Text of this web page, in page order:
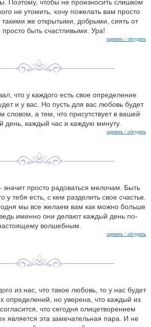
Поэтому, чтобы не произносить слишком
не утомить, хочу пожелать вам просто
такими же открытыми, добрыми, сиять от
быть счастливыми. Ура!
оценить / обсудить
что у каждого есть свое определение
и у вас. Но пусть для вас любовь будет
словом, а тем, что присутствует в вашей
день, каждый час и каждую минуту.
оценить / обсудить
значит просто радоваться мелочам. Быть
у тебя есть, с кем разделить свое счастье.
мы все желаем вам как можно больше
именно они делают каждый день по-
волшебным.
оценить / обсудить
из нас, что такое любовь, то у нас будет
определений, но уверена, что каждый из
что сегодня олицетворением
является эта замечательная пара. И не